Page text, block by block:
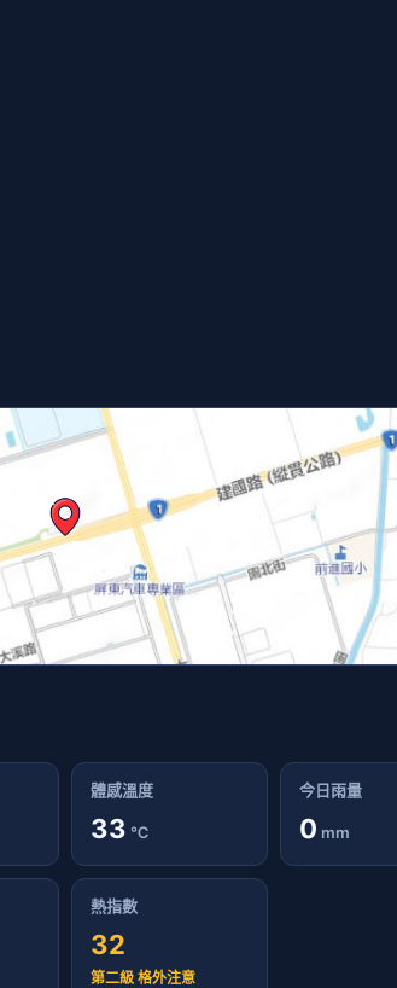
體感溫度
33 ℃
今日雨量
0 mm
熱指數
32
第二級 格外注意